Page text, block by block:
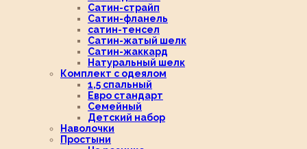
Сатин-страйп
Сатин-фланель
сатин-тенсел
Сатин-жатый шелк
Сатин-жаккард
Натуральный шелк
Комплект с одеялом
1,5 спальный
Евро стандарт
Семейный
Детский набор
Наволочки
Простыни